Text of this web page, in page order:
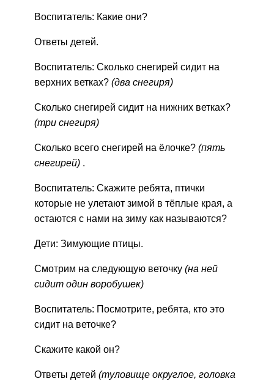
Воспитатель: Какие они?
Ответы детей.
Воспитатель: Сколько снегирей сидит на
верхних ветках? (два снегиря)
Сколько снегирей сидит на нижних ветках?
(три снегиря)
Сколько всего снегирей на ёлочке? (пять
снегирей) .
Воспитатель: Скажите ребята, птички
которые не улетают зимой в тёплые края, а
остаются с нами на зиму как называются?
Дети: Зимующие птицы.
Смотрим на следующую веточку (на ней
сидит один воробушек)
Воспитатель: Посмотрите, ребята, кто это
сидит на веточке?
Скажите какой он?
Ответы детей (туловище округлое, головка